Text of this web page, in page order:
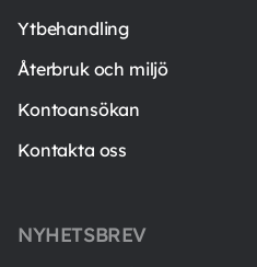
Ytbehandling
Återbruk och miljö
Kontoansökan
Kontakta oss
NYHETSBREV